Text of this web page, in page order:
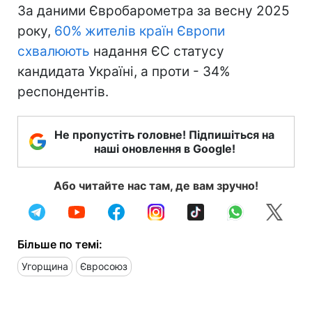
За даними Євробарометра за весну 2025
року, 60% жителів країн Європи
схвалюють надання ЄС статусу
кандидата Україні, а проти - 34%
респондентів.
Не пропустіть головне! Підпишіться на
наші оновлення в Google!
Або читайте нас там, де вам зручно!
Більше по темі:
Угорщина Євросоюз